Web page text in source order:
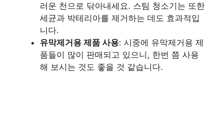
러운 천으로 닦아내세요. 스팀 청소기는 또한
세균과 박테리아를 제거하는 데도 효과적입
니다.
유막제거용 제품 사용: 시중에 유막제거용 제
품들이 많이 판매되고 있으니, 한번 쯤 사용
해 보시는 것도 좋을 것 같습니다.